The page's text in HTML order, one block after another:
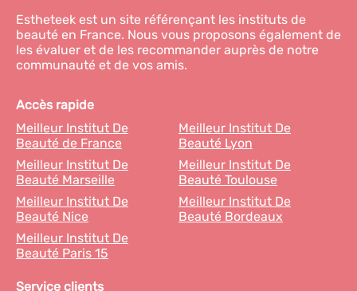
Estheteek est un site référençant les instituts de
beauté en France. Nous vous proposons également de
les évaluer et de les recommander auprès de notre
communauté et de vos amis.
Accès rapide
Meilleur Institut De
Beauté de France
Meilleur Institut De
Beauté Lyon
Meilleur Institut De
Beauté Marseille
Meilleur Institut De
Beauté Toulouse
Meilleur Institut De
Beauté Nice
Meilleur Institut De
Beauté Bordeaux
Meilleur Institut De
Beauté Paris 15
Service clients